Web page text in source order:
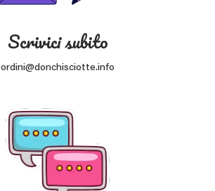
Scrivici subito
ordini@donchisciotte.info